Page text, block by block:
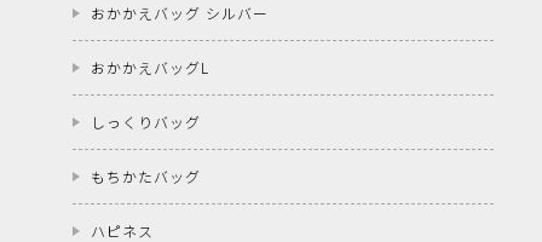
おかかえバッグ シルバー
おかかえバッグL
しっくりバッグ
もちかたバッグ
ハピネス